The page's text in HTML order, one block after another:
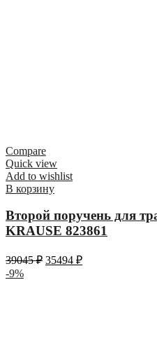
Compare
Quick view
Add to wishlist
В корзину
Второй поручень для
KRAUSE 823861
39045₽ 35494 ₽
-9%